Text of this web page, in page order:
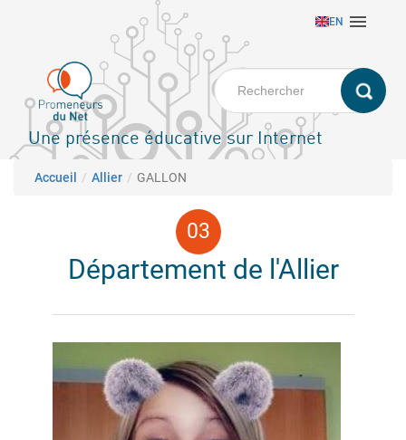
principal
EN 
Une présence éducative sur Internet
Fil d'Ariane
Accueil Allier GALLON
Département de l'Allier